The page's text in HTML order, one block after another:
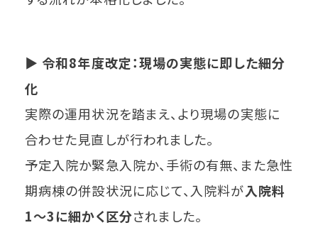
▶ 令和8年度改定：現場の実態に即した細分
化
実際の運用状況を踏まえ、より現場の実態に
合わせた見直しが行われました。
予定入院か緊急入院か、手術の有無、また急性
期病棟の併設状況に応じて、入院料が入院料
1～3に細かく区分されました。